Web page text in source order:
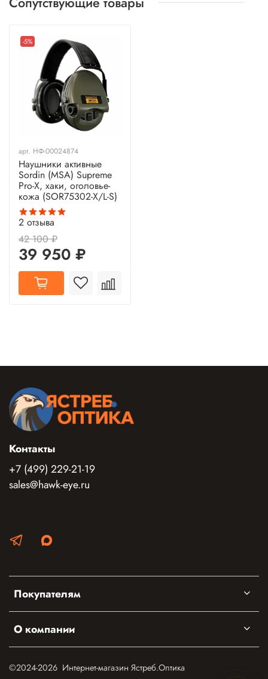
-5%
арт. НФ-00024874
Наушники активные
Sordin (MSA) Supreme
Pro-X, хаки, оголовье-
кожа (SOR75302-X/L-S)
2 отзыва
42 100 ₽
39 950 ₽
Покупателям
О компании
Контакты
+7 (499) 229-21-19
sales@hawk-eye.ru
©2024-2026 Интернет-магазин Ястреб.Оптика